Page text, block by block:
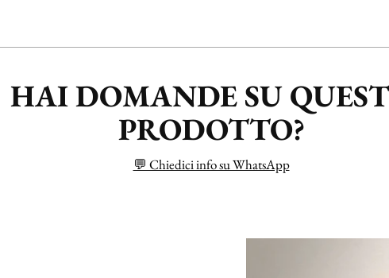
HAI DOMANDE SU
PRODOTTO?
💬 Chiedici info su WhatsApp